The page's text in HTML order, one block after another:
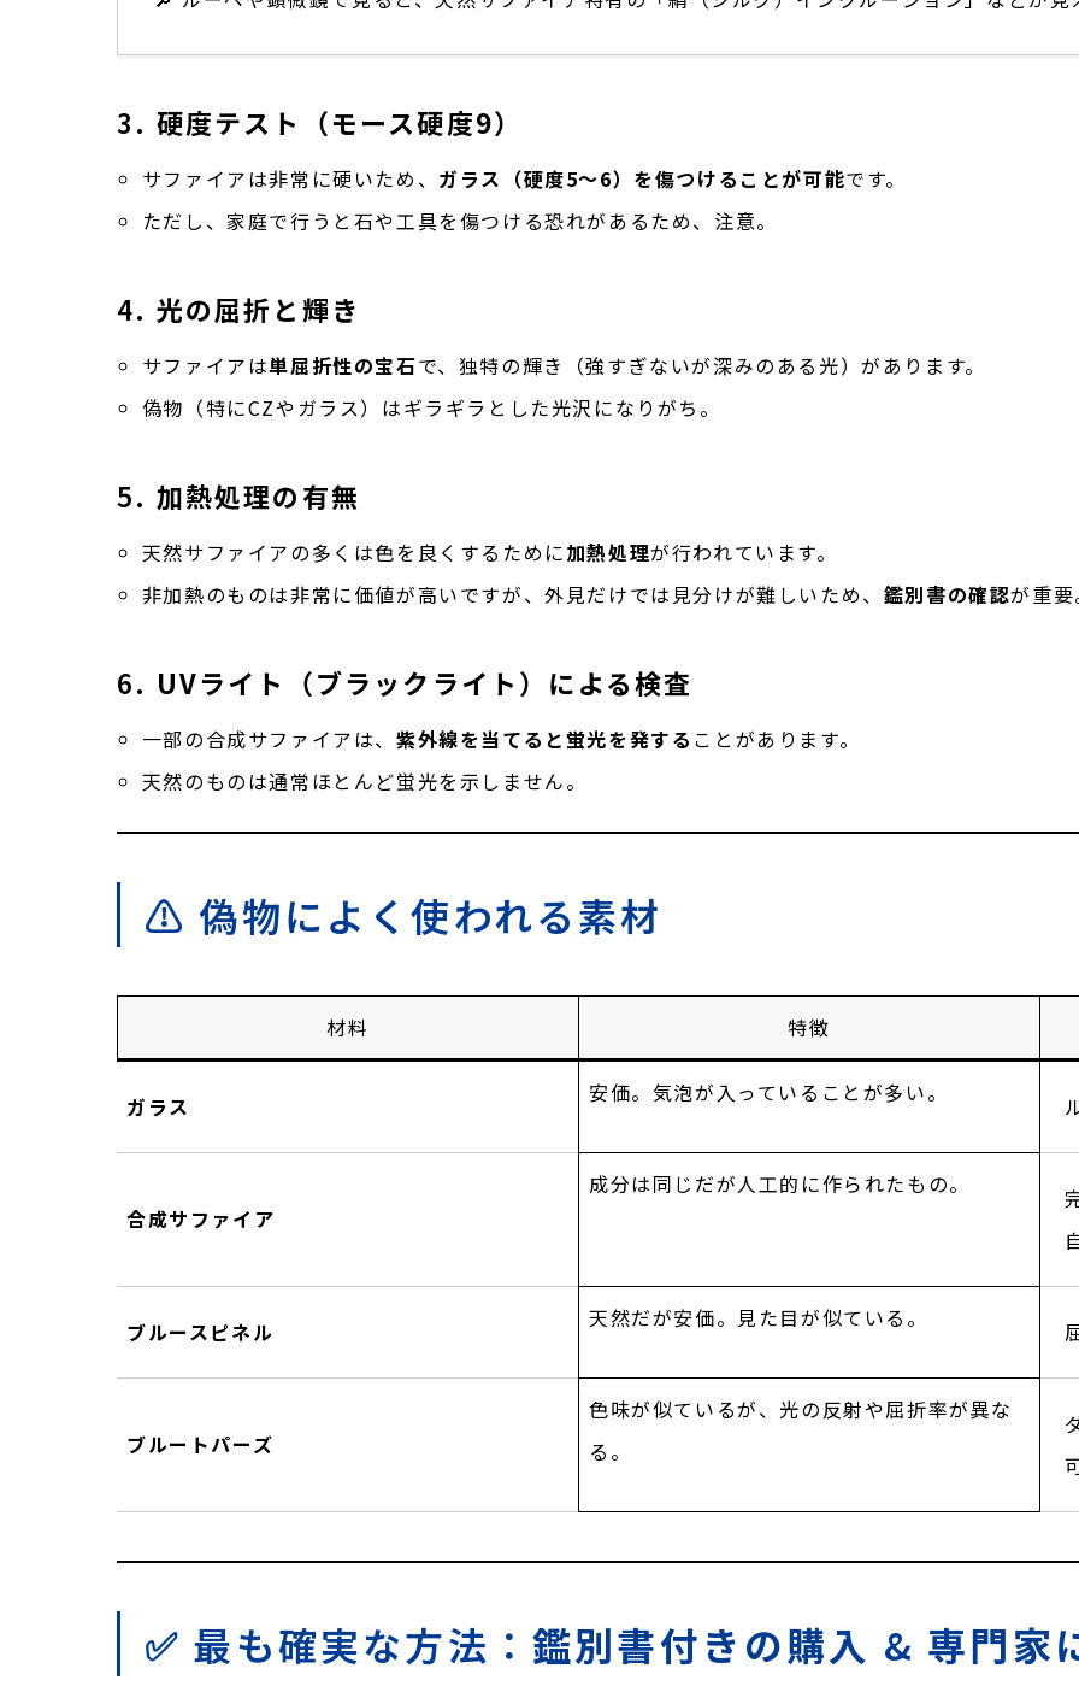
3. 硬度テスト（モース硬度9）
サファイアは非常に硬いため、 ガラス（硬度5〜6）を傷つけることが可能です。
ただし、家庭で行うと石や工具を傷つける恐れがあるため、注意。
4. 光の屈折と輝き
サファイアは単屈折性の宝石で、独特の輝き（強すぎないが深みのある光）があります。
偽物（特にCZやガラス）はギラギラとした光沢になりがち。
5. 加熱処理の有無
天然サファイアの多くは色を良くするために加熱処理が行われています。
非加熱のものは非常に価値が高いですが、外見だけでは見分けが難しいため、 鑑別書の確認が重要
6. UVライト（ブラックライト）による検査
一部の合成サファイアは、 紫外線を当てると蛍光を発する ことがあります。
天然のものは通常ほとんど蛍光を示しません。
⚠️ 偽物によく使われる素材
材料 特徴
ガラス 安価。気泡が入っていることが多い。
合成サファイア
成分は同じだが人工的に作られたもの。
ブルースピネル 天然だが安価。見た目が似ている。
ブルートパーズ
色味が似ているが、光の反射や屈折率が異な
る。
✅ 最も確実な方法： 鑑別書付きの購入 & 専門家